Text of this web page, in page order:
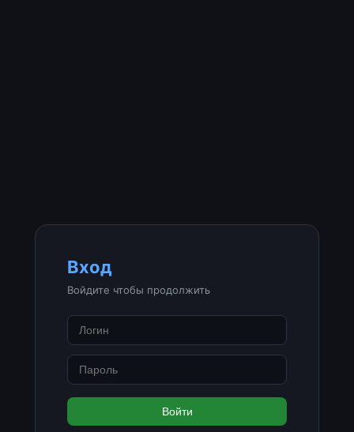
Вход
Войдите чтобы продолжить
Войти